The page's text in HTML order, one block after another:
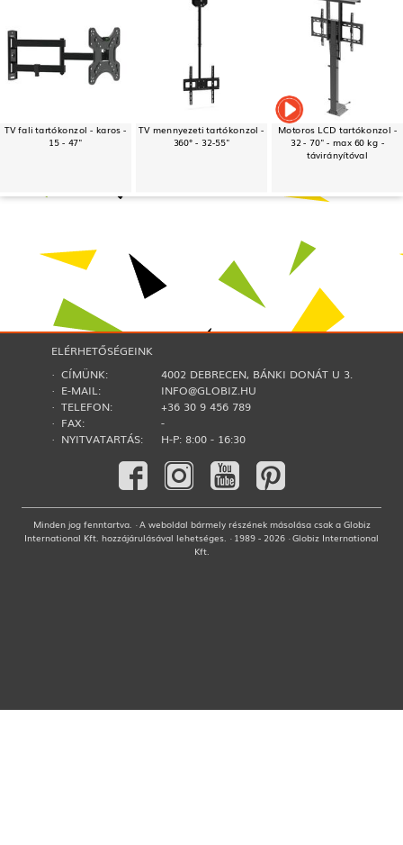
TV fali tartókonzol - karos -
15 - 47"
TV mennyezeti tartókonzol -
360° - 32-55"
Motoros LCD tartókonzol -
32 - 70" - max 60 kg -
távirányítóval
ELÉRHETŐSÉGEINK
· CÍMÜNK:
4002 DEBRECEN, BÁNKI DONÁT U 3.
· E-MAIL:
INFO@GLOBIZ.HU
· TELEFON:
+36 30 9 456 789
· FAX:
-
· NYITVATARTÁS:
H-P: 8:00 - 16:30
Minden jog fenntartva. · A weboldal bármely részének másolása csak a Globiz
International Kft. hozzájárulásával lehetséges. · 1989 - 2026 · Globiz International
Kft.